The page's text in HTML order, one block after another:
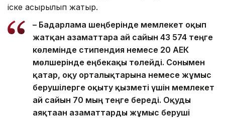
іске асырылып жатыр.
– Бағдарлама шеңберінде мемлекет оқып
жатқан азаматтарға ай сайын 43 574 теңге
көлемінде стипендия немесе 20 АЕК
мөлшерінде еңбекақы төлейді. Сонымен
қатар, оқу орталықтарына немесе жұмыс
берушілерге оқыту қызметі үшін мемлекет
ай сайын 70 мың теңге береді. Оқуды
аяқтаған азаматтарды жұмыс беруші